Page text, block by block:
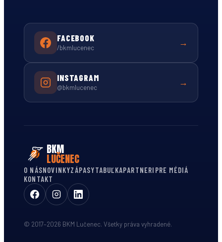
FACEBOOK
/bkmlucenec →
INSTAGRAM
@bkmlucenec →
BKM
LUČENEC
O NÁSNOVINKYZÁPASYTABUĽKAPARTNERI PRE MÉDIÁ
KONTAKT
© 2017–2026 BKM Lučenec. Všetky práva vyhradené.